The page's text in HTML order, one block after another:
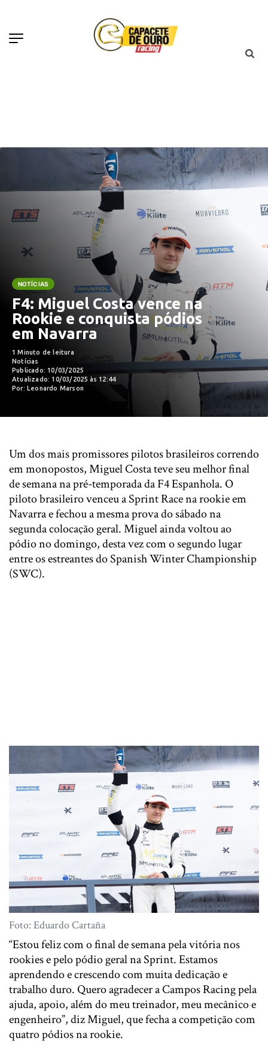
NOTÍCIAS
F4: Miguel Costa vence na
Rookie e conquista pódios
em Navarra
1 Minuto de leitura
Notícias
Publicado: 10/03/2025
Atualizado: 10/03/2025 às 12:44
Por: Leonardo Marson
Um dos mais promissores pilotos brasileiros correndo
em monopostos, Miguel Costa teve seu melhor final
de semana na pré-temporada da F4 Espanhola. O
piloto brasileiro venceu a Sprint Race na rookie em
Navarra e fechou a mesma prova do sábado na
segunda colocação geral. Miguel ainda voltou ao
pódio no domingo, desta vez com o segundo lugar
entre os estreantes do Spanish Winter Championship
(SWC).
Foto: Eduardo Cartaña
“Estou feliz com o final de semana pela vitória nos
rookies e pelo pódio geral na Sprint. Estamos
aprendendo e crescendo com muita dedicação e
trabalho duro. Quero agradecer a Campos Racing pela
ajuda, apoio, além do meu treinador, meu mecânico e
engenheiro”, diz Miguel, que fecha a competição com
quatro pódios na rookie.